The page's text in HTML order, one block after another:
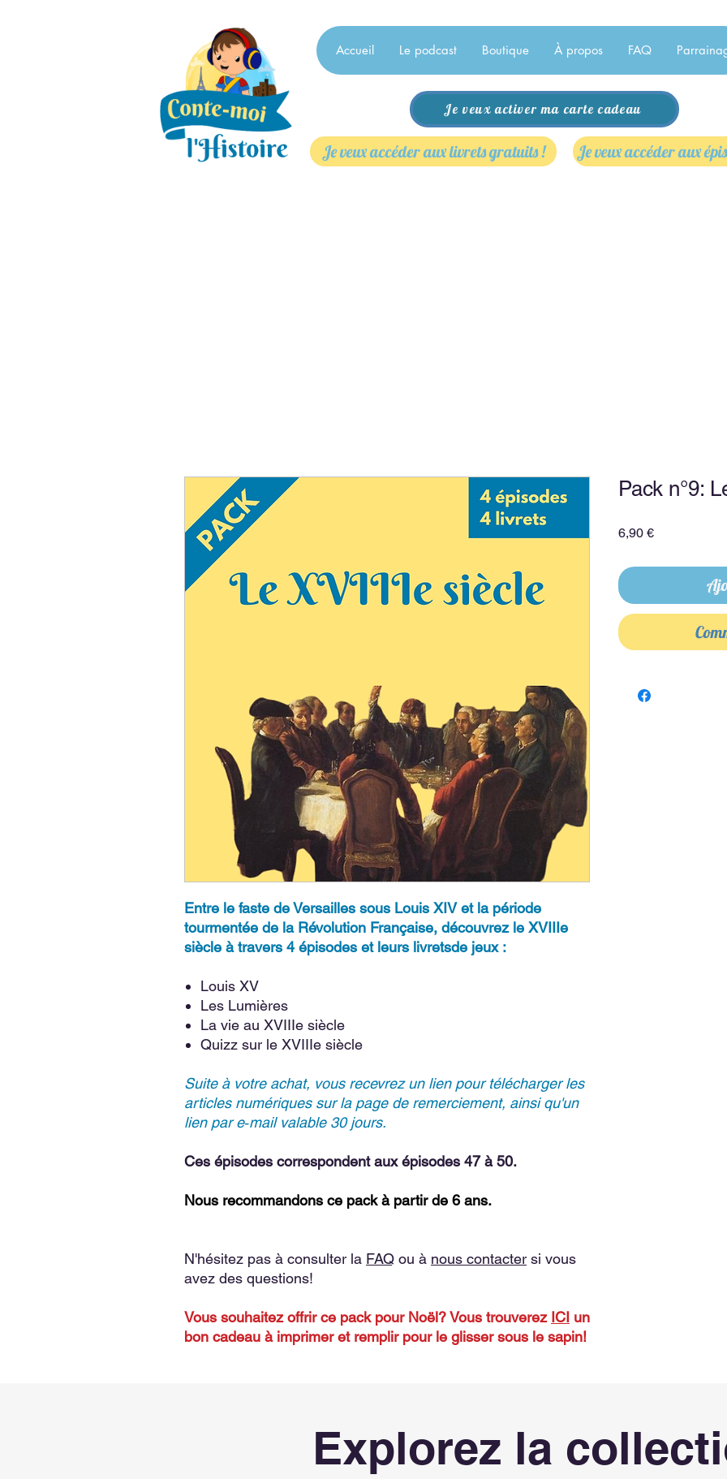
Accueil Le podcast Boutique À propos FAQ
Je veux activer ma carte cadeau
Je veux accéder aux livrets gratuits ! Je veux accéder aux
Entre le faste de Versailles sous Louis XIV et la période
tourmentée de la Révolution Française, découvrez le XVIIIe
siècle à travers 4 épisodes et leurs livretsde jeux :
Louis XV
Les Lumières
La vie au XVIIIe siècle
Quizz sur le XVIIIe siècle
Suite à votre achat, vous recevrez un lien pour télécharger les
articles numériques sur la page de remerciement, ainsi qu'un
lien par e‑mail valable 30 jours.
Ces épisodes correspondent aux épisodes 47 à 50.
Nous recommandons ce pack à partir de 6 ans.
N'hésitez pas à consulter la FAQ ou à nous contacter si vous
avez des questions!
Vous souhaitez offrir ce pack pour Noël? Vous trouverez ICI un
bon cadeau à imprimer et remplir pour le glisser sous le sapin!
Pack n°9:
6,90 €Prix
Explorez la